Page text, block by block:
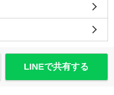
LINEで共有する